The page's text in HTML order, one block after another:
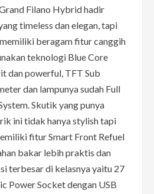
Filano Hybrid hadir
timeless dan elegan, tapi
beragam fitur canggih
teknologi Blue Core
dan powerful, TFT Sub
dan lampunya sudah Full
Skutik yang punya
ini tidak hanya stylish tapi
fitur Smart Front Refuel
bakar lebih praktis dan
terbesar di kelasnya yaitu 27
Power Socket dengan USB